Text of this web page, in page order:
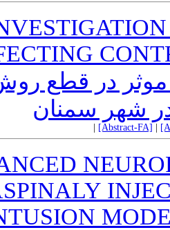
موثر در قطع
در شهر سمنان
[Abstract-FA]